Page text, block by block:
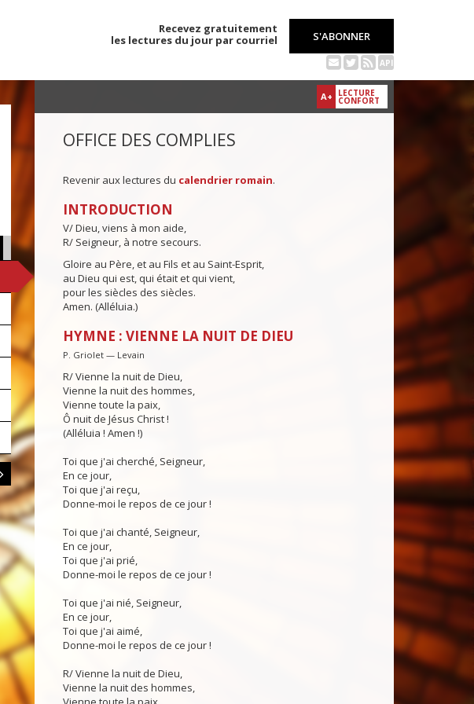
Recevez gratuitement
les lectures du jour par courriel
S'ABONNER
API
A+ LECTURE
CONFORT
OFFICE DES COMPLIES
Revenir aux lectures du calendrier romain.
INTRODUCTION
V/ Dieu, viens à mon aide,
R/ Seigneur, à notre secours.
Gloire au Père, et au Fils et au Saint-Esprit,
au Dieu qui est, qui était et qui vient,
pour les siècles des siècles.
Amen. (Alléluia.)
HYMNE : VIENNE LA NUIT DE DIEU
P. Griolet — Levain
R/ Vienne la nuit de Dieu,
Vienne la nuit des hommes,
Vienne toute la paix,
Ô nuit de Jésus Christ !
(Alléluia ! Amen !)
Toi que j'ai cherché, Seigneur,
En ce jour,
Toi que j'ai reçu,
Donne-moi le repos de ce jour !
Toi que j'ai chanté, Seigneur,
En ce jour,
Toi que j'ai prié,
Donne-moi le repos de ce jour !
Toi que j'ai nié, Seigneur,
En ce jour,
Toi que j'ai aimé,
Donne-moi le repos de ce jour !
R/ Vienne la nuit de Dieu,
Vienne la nuit des hommes,